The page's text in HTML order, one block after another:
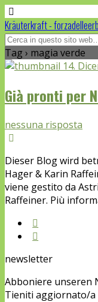
Kräuterkraft -
Tag › magia verde
14.
Già pronti per
nessuna risposta
Dieser Blog wird
Hager & Karin
viene gestito da
Raffeiner. Più
newsletter
Abboniere unseren
Tieniti aggiornato/